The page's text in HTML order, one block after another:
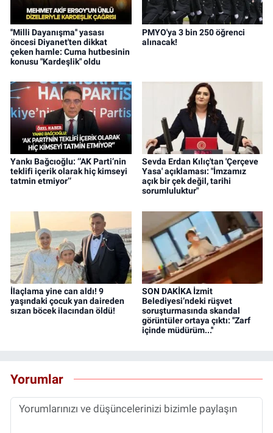
''Milli Dayanışma'' yasası
öncesi Diyanet'ten dikkat
çeken hamle: Cuma hutbesinin
konusu "Kardeşlik" oldu
PMYO'ya 3 bin 250 öğrenci
alınacak!
Yankı Bağcıoğlu: ‘’AK Parti’nin
teklifi içerik olarak hiç kimseyi
tatmin etmiyor’’
Sevda Erdan Kılıç'tan 'Çerçeve
Yasa' açıklaması: "İmzamız
açık bir çek değil, tarihi
sorumluluktur"
İlaçlama yine can aldı! 9
yaşındaki çocuk yan daireden
sızan böcek ilacından öldü!
SON DAKİKA İzmit
Belediyesi’ndeki rüşvet
soruşturmasında skandal
görüntüler ortaya çıktı: ''Zarf
içinde müdürüm...''
Yorumlar